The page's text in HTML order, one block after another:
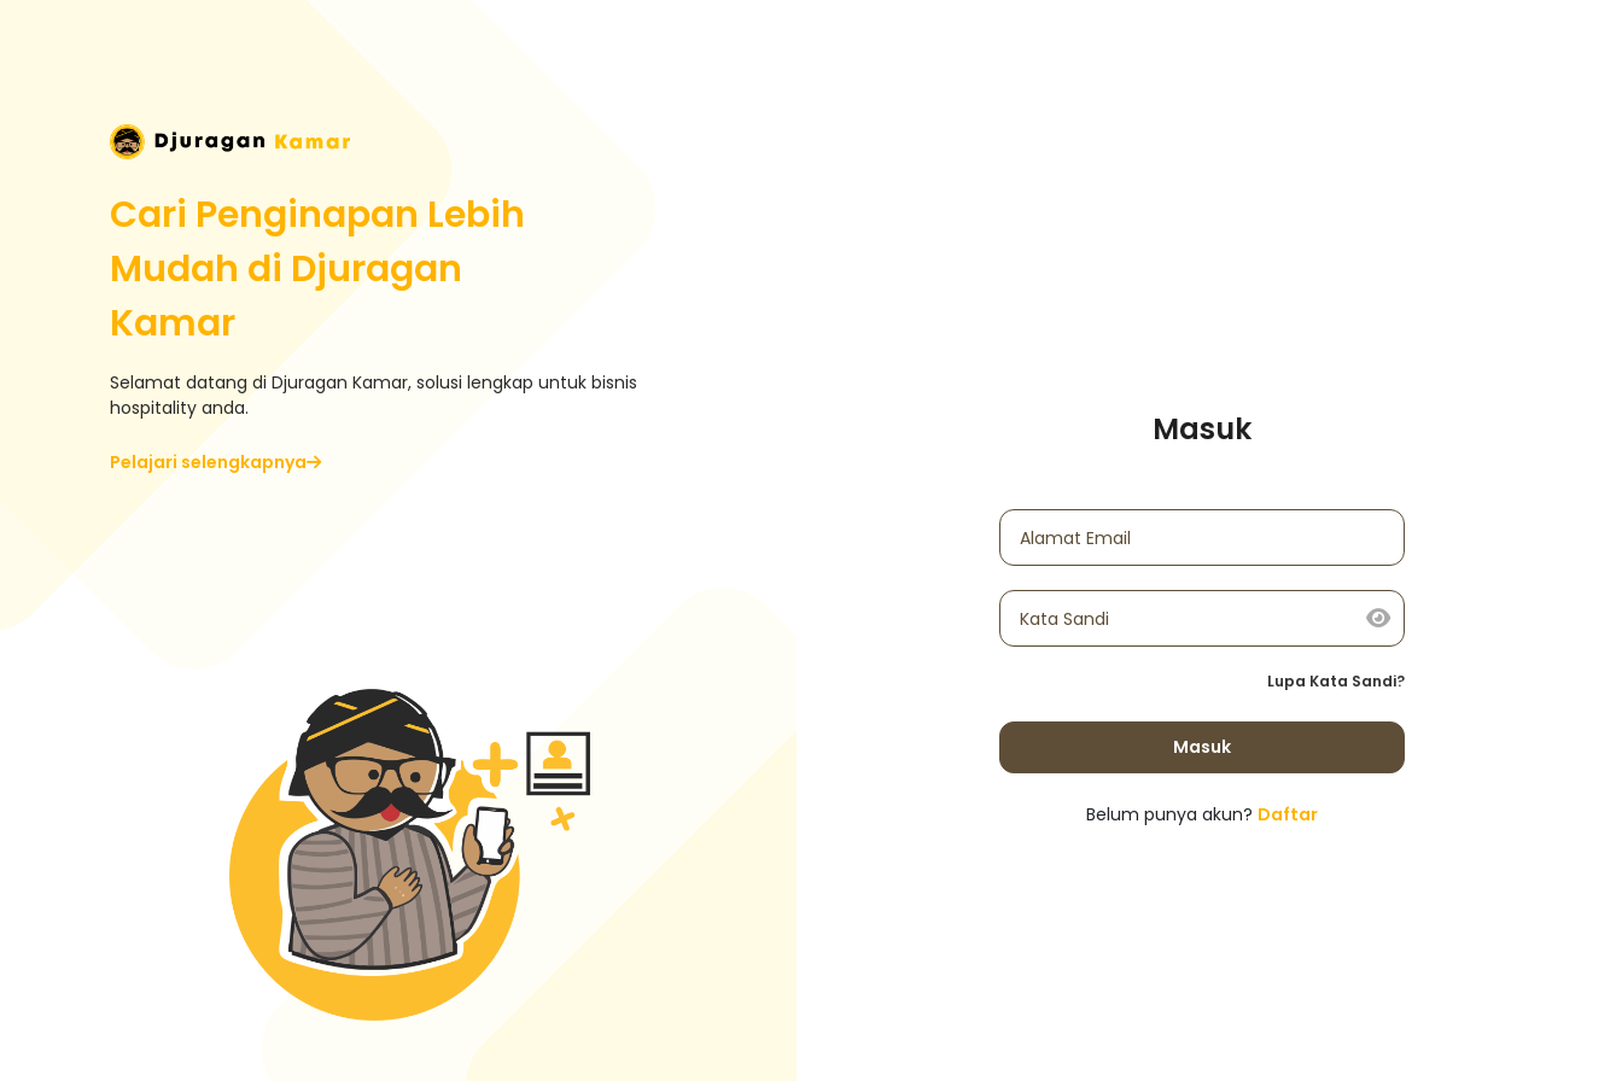
Cari Penginapan Lebih
Mudah di Djuragan
Kamar
Selamat datang di Djuragan Kamar, solusi lengkap untuk bisnis
hospitality anda.
Pelajari selengkapnya
Masuk
Alamat Email
Kata Sandi
Lupa Kata Sandi?
Masuk
Belum punya akun? Daftar